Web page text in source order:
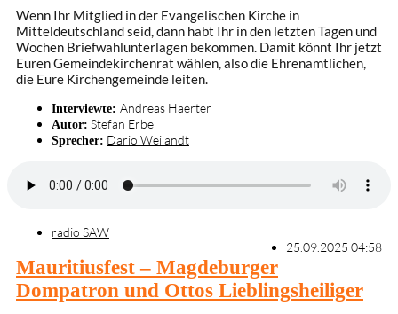
Wenn Ihr Mitglied in der Evangelischen Kirche in
Mitteldeutschland seid, dann habt Ihr in den letzten Tagen und
Wochen Briefwahlunterlagen bekommen. Damit könnt Ihr jetzt
Euren Gemeindekirchenrat wählen, also die Ehrenamtlichen,
die Eure Kirchengemeinde leiten.
Interviewte: Andreas Haerter
Autor: Stefan Erbe
Sprecher: Dario Weilandt
radio SAW
25.09.2025 04:58
Mauritiusfest – Magdeburger
Dompatron und Ottos Lieblingsheiliger